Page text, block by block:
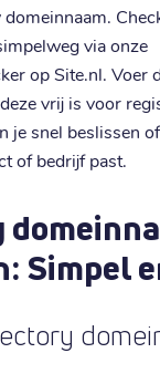
via onze
op Site.nl. Voer
vrij is voor
je snel beslissen
of bedrijf past.
Simpel